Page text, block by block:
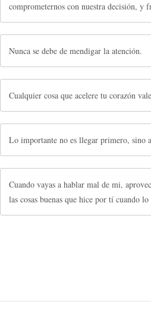
comprometernos con nuestra decisión, y
Nunca se debe de mendigar la atención.
Cualquier cosa que acelere tu corazón
Lo importante no es llegar primero, sino
Cuando vayas a hablar mal de mi,
las cosas buenas que hice por tí cuando lo